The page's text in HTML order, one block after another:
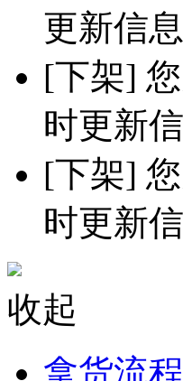
更新信
[下架]
时更新
[下架]
时更新
收起
拿货流程